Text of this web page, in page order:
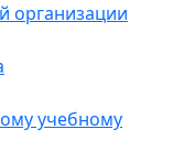
организации
учебному